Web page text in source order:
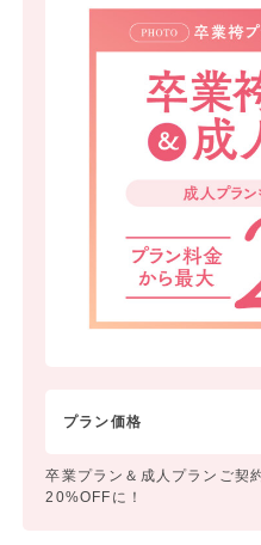
プラン価格
卒業プラン＆成人プランご契
20%OFFに！